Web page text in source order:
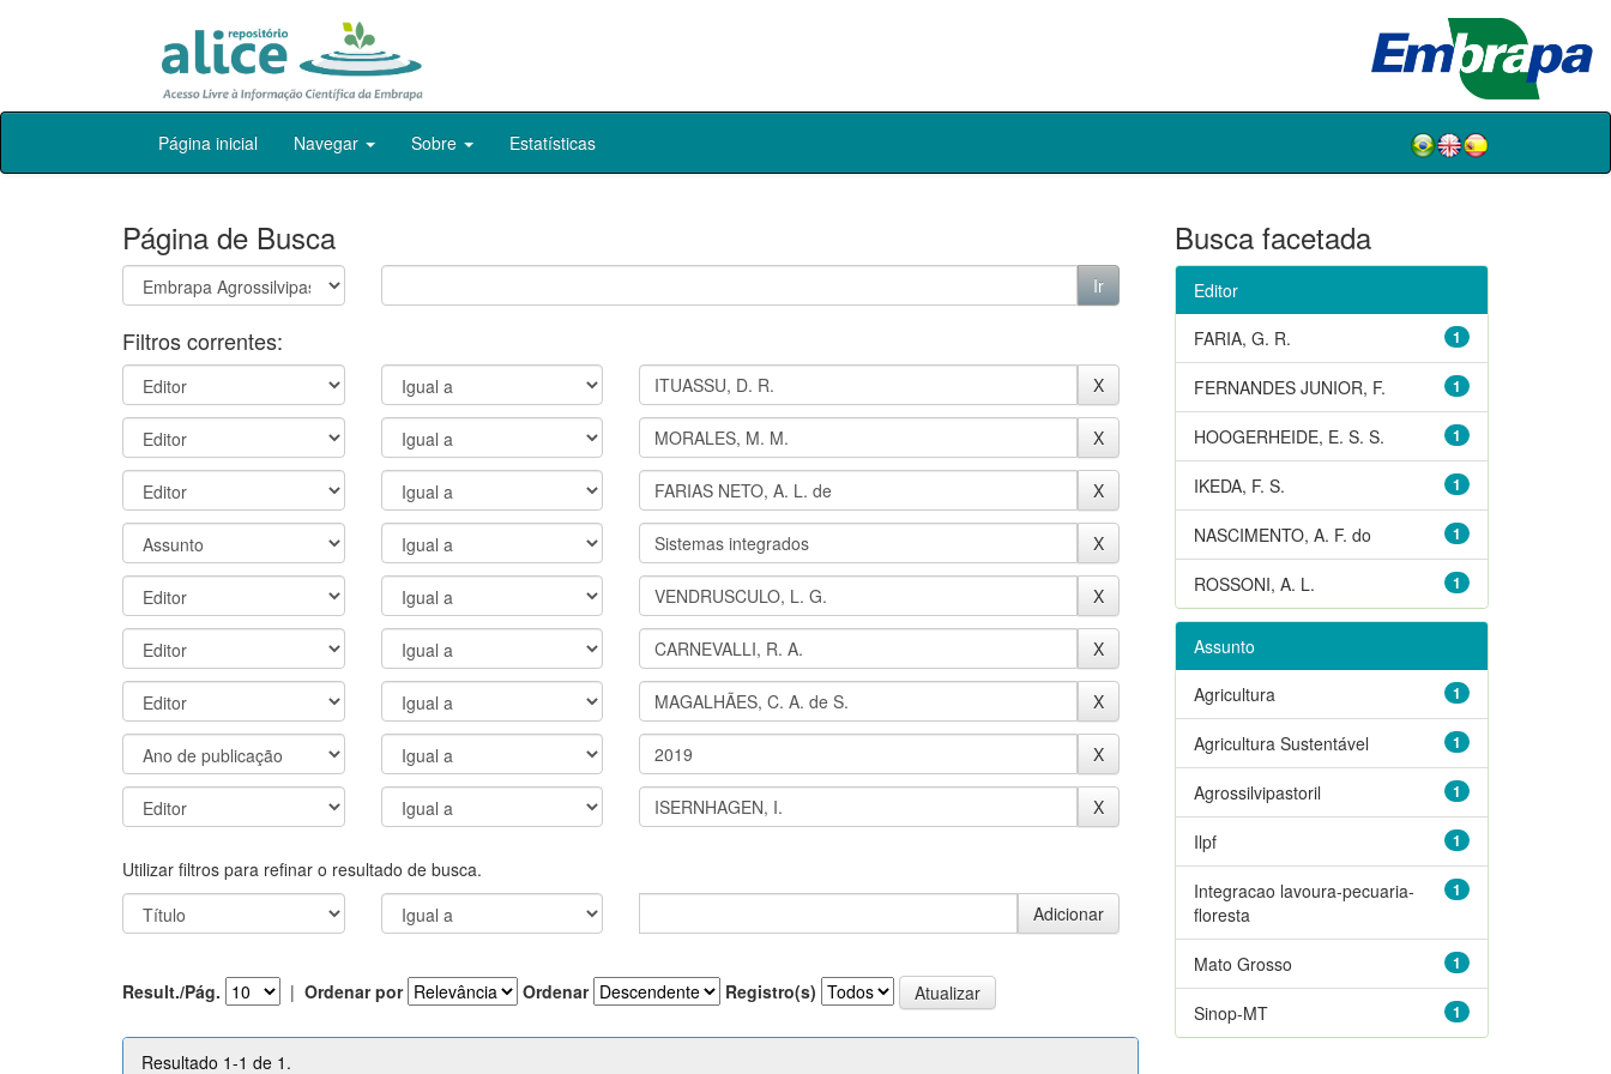
Skip
Página inicial Navegar Sobre Estatísticas
Página de Busca
Filtros correntes:
Utilizar filtros para refinar o resultado de busca.
Result./Pág. | Ordenar por Ordenar Registro(s)
Resultado 1-1 de 1.
Busca facetada
Editor
1
FARIA, G. R.
1
FERNANDES JUNIOR, F.
1
HOOGERHEIDE, E. S. S.
1
IKEDA, F. S.
1
NASCIMENTO, A. F. do
1
ROSSONI, A. L.
Assunto
1
Agricultura
1
Agricultura Sustentável
1
Agrossilvipastoril
1
Ilpf
1
Integracao lavoura-pecuaria-
floresta
1
Mato Grosso
1
Sinop-MT